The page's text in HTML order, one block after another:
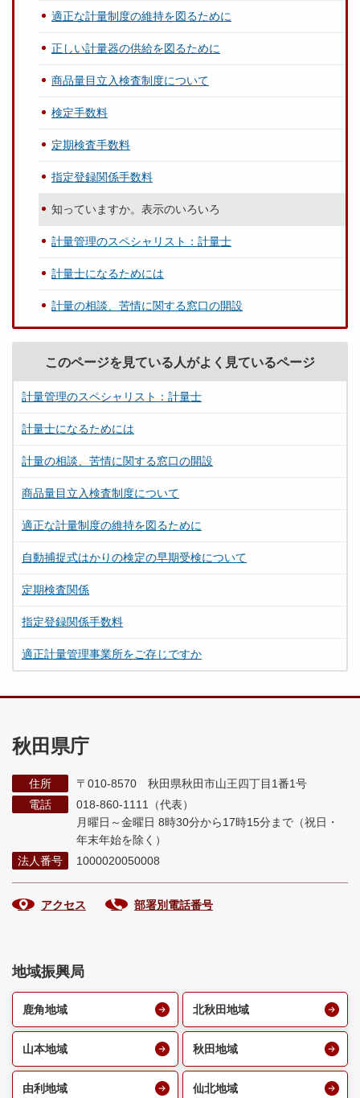
適正な計量制度の維持を図るために
正しい計量器の供給を図るために
商品量目立入検査制度について
検定手数料
定期検査手数料
指定登録関係手数料
知っていますか。表示のいろいろ
計量管理のスペシャリスト：計量士
計量士になるためには
計量の相談、苦情に関する窓口の開設
このページを見ている人がよく見ているページ
計量管理のスペシャリスト：計量士
計量士になるためには
計量の相談、苦情に関する窓口の開設
商品量目立入検査制度について
適正な計量制度の維持を図るために
自動捕捉式はかりの検定の早期受検について
定期検査関係
指定登録関係手数料
適正計量管理事業所をご存じですか
秋田県庁
住所
〒010-8570 秋田県秋田市山王四丁目1番1号
電話
018-860-1111（代表）
月曜日～金曜日 8時30分から17時15分まで （祝日・
年末年始を除く）
法人番号
1000020050008
アクセス 部署別電話番号
地域振興局
鹿角地域 北秋田地域
山本地域 秋田地域
由利地域 仙北地域